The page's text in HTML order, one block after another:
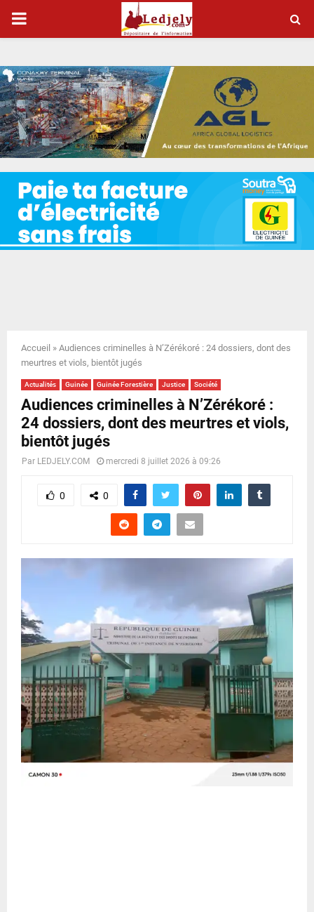
P
I
M
A
R
Y
N
Accueil » Audiences criminelles à N’Zérékoré : 24 dossiers, dont des
meurtres et viols, bientôt jugés
Actualités Guinée Guinée Forestière Justice Société
Audiences criminelles à N’Zérékoré :
24 dossiers, dont des meurtres et viols,
bientôt jugés
Par LEDJELY.COM mercredi 8 juillet 2026 à 09:26
0 0